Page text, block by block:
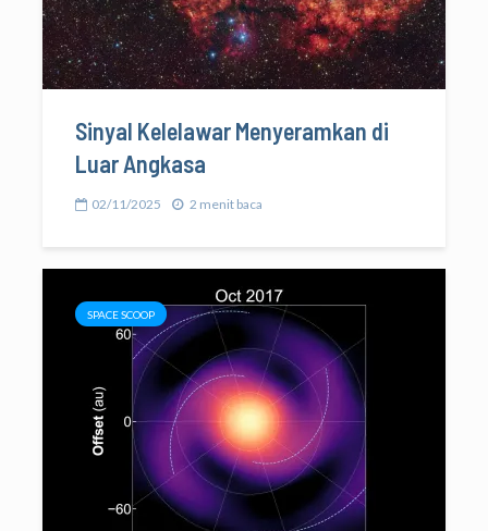
Sinyal Kelelawar Menyeramkan di
Luar Angkasa
02/11/2025 2 menit baca
SPACE SCOOP